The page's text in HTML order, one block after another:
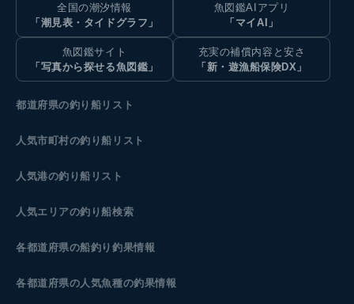
全国の潮汐情報
「潮見表・タイドグラフ」
魚図鑑AIアプリ
「マイAI」
魚図鑑サイト
「写真から探せる魚図鑑」
充実の補償内容と安さ
「新・遊漁船保険DX」
都道府県の釣り船リスト
人気市町村の釣り船リスト
人気港の釣り船リスト
人気エリアの釣り船検索
各都道府県の船釣り釣果情報
各都道府県の人気魚種の釣果情報